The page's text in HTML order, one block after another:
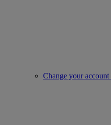
Change your